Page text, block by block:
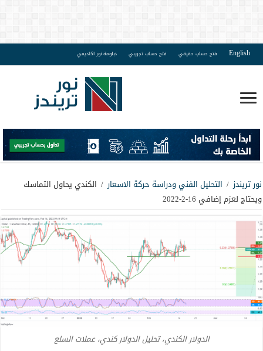
English فتح حساب حقيقي فتح حساب تجريبي دبلومة نور اكاديمي
نور تريندز / التحليل الفني ودراسة حركة الاسعار / الكندي يحاول التماسك
ويحتاج لعزم إضافي 16-2-2022
الدولار الكندي، تحليل الدولار كندي، عملات السلع